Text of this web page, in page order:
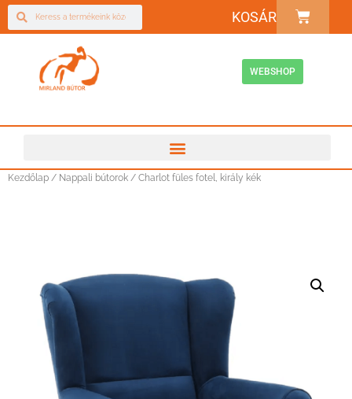
KOSÁR
WEBSHOP
Kezdőlap / Nappali bútorok / Charlot füles fotel, király kék